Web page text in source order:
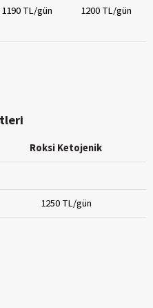
1190 TL/gün 1200 TL/gün
Roksi Ketojenik
1250 TL/gün